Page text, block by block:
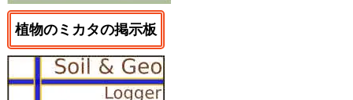
植物のミカタの掲示板